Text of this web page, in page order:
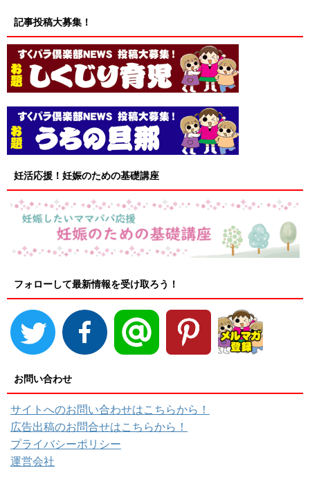
記事投稿大募集！
妊活応援！妊娠のための基礎講座
フォローして最新情報を受け取ろう！
お問い合わせ
サイトへのお問い合わせはこちらから！
広告出稿のお問合せはこちらから！
プライバシーポリシー
運営会社